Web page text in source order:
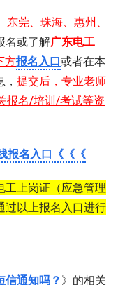
莞、珠海、惠州、
名或了解广东电工
方报名入口或者在本
， 提交后，专业老师
报名/培训/考试等资
报名入口《《《
工上岗证（应急管理
过以上报名入口进行
信通知吗？》的相关